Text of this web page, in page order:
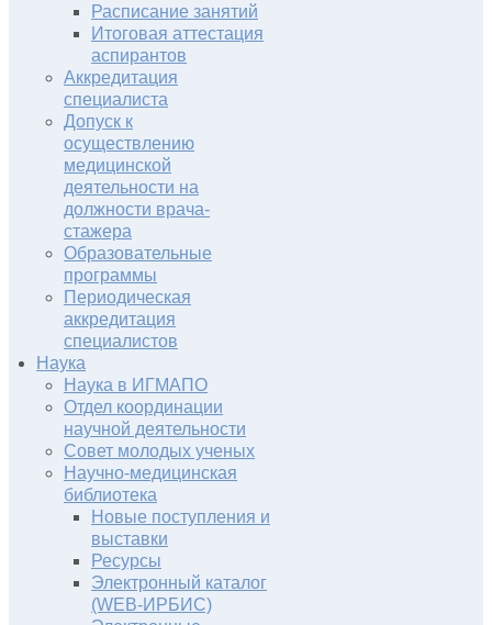
Расписание занятий
Итоговая аттестация
аспирантов
Аккредитация
специалиста
Допуск к
осуществлению
медицинской
деятельности на
должности врача-
стажера
Образовательные
программы
Периодическая
аккредитация
специалистов
Наука
Наука в ИГМАПО
Отдел координации
научной деятельности
Совет молодых ученых
Научно-медицинская
библиотека
Новые поступления и
выставки
Ресурсы
Электронный каталог
(WEB-ИРБИС)